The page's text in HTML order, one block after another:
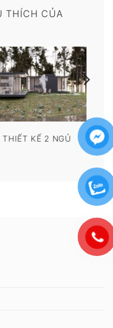
THÍCH CỦA
THIẾT KẾ 2 NGỦ